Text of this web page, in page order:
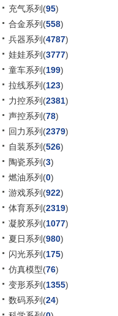
充气系列(95)
合金系列(558)
兵器系列(4787)
娃娃系列(3777)
童车系列(199)
拉线系列(123)
力控系列(2381)
声控系列(78)
回力系列(2379)
自装系列(526)
陶瓷系列(3)
燃油系列(0)
游戏系列(922)
体育系列(2319)
凝胶系列(1077)
夏日系列(980)
闪光系列(175)
仿真模型(76)
变形系列(1355)
数码系列(24)